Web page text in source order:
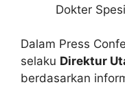
Dokter
Dalam Press
selaku Direktur
berdasarkan